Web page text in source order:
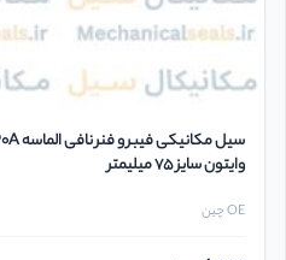
وایتون سایز 75 میلیمتر
OE چین